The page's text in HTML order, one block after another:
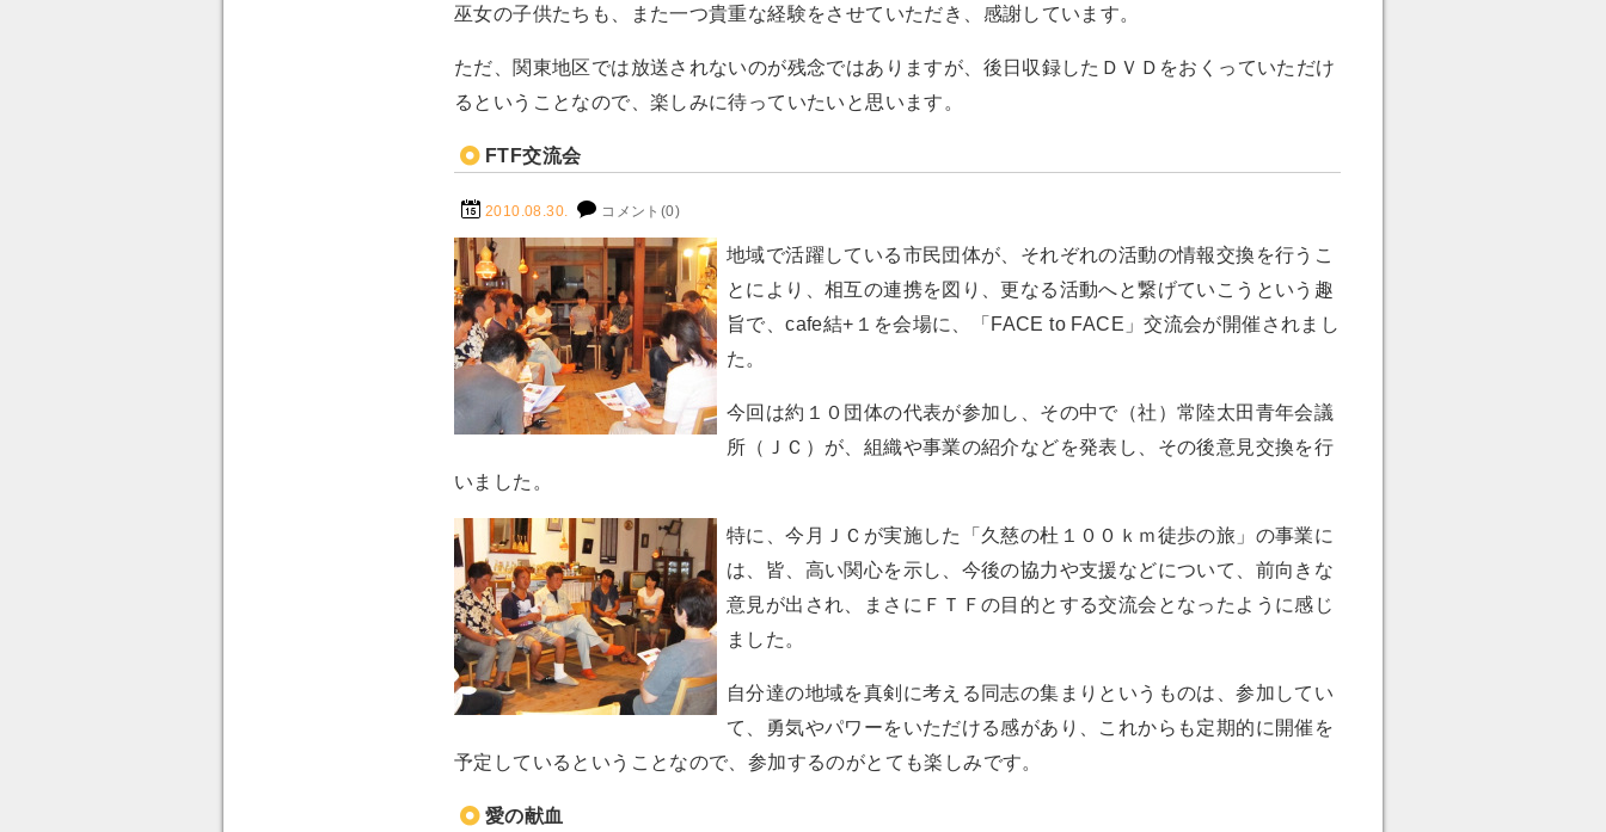
巫女の子供たちも、また一つ貴重な経験をさせていただき、感謝しています。
ただ、関東地区では放送されないのが残念ではありますが、後日収録したＤＶＤをおくっていただけ
るということなので、楽しみに待っていたいと思います。
FTF交流会
2010.08.30. コメント(0)
地域で活躍している市民団体が、それぞれの活動の情報交換を行うこ
とにより、相互の連携を図り、更なる活動へと繋げていこうという趣
旨で、cafe結+１を会場に、「FACE to FACE」交流会が開催されまし
た。
今回は約１０団体の代表が参加し、その中で（社）常陸太田青年会議
所（ＪＣ）が、組織や事業の紹介などを発表し、その後意見交換を行
いました。
特に、今月ＪＣが実施した「久慈の杜１００ｋｍ徒歩の旅」の事業に
は、皆、高い関心を示し、今後の協力や支援などについて、前向きな
意見が出され、まさにＦＴＦの目的とする交流会となったように感じ
ました。
自分達の地域を真剣に考える同志の集まりというものは、参加してい
て、勇気やパワーをいただける感があり、これからも定期的に開催を
予定しているということなので、参加するのがとても楽しみです。
愛の献血